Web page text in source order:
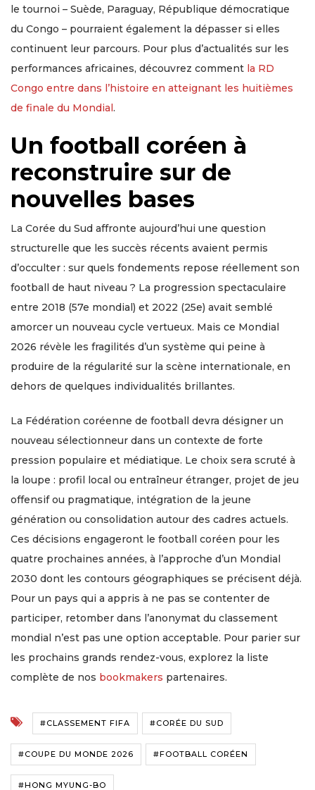
le tournoi – Suède, Paraguay, République démocratique
du Congo – pourraient également la dépasser si elles
continuent leur parcours. Pour plus d’actualités sur les
performances africaines, découvrez comment la RD
Congo entre dans l’histoire en atteignant les huitièmes
de finale du Mondial.
Un football coréen à
reconstruire sur de
nouvelles bases
La Corée du Sud affronte aujourd’hui une question
structurelle que les succès récents avaient permis
d’occulter : sur quels fondements repose réellement son
football de haut niveau ? La progression spectaculaire
entre 2018 (57e mondial) et 2022 (25e) avait semblé
amorcer un nouveau cycle vertueux. Mais ce Mondial
2026 révèle les fragilités d’un système qui peine à
produire de la régularité sur la scène internationale, en
dehors de quelques individualités brillantes.
La Fédération coréenne de football devra désigner un
nouveau sélectionneur dans un contexte de forte
pression populaire et médiatique. Le choix sera scruté à
la loupe : profil local ou entraîneur étranger, projet de jeu
offensif ou pragmatique, intégration de la jeune
génération ou consolidation autour des cadres actuels.
Ces décisions engageront le football coréen pour les
quatre prochaines années, à l’approche d’un Mondial
2030 dont les contours géographiques se précisent déjà.
Pour un pays qui a appris à ne pas se contenter de
participer, retomber dans l’anonymat du classement
mondial n’est pas une option acceptable. Pour parier sur
les prochains grands rendez-vous, explorez la liste
complète de nos bookmakers partenaires.
#CLASSEMENT FIFA #CORÉE DU SUD
#COUPE DU MONDE 2026 #FOOTBALL CORÉEN
#HONG MYUNG-BO